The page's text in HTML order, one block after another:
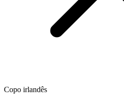
Copo irlandês